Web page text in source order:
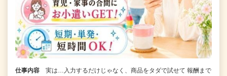
仕事内容
実は…入力するだけじゃなく、商品をタダで試せて 報酬まで